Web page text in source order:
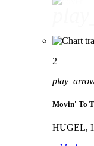
2
Movin' To
HUGEL,